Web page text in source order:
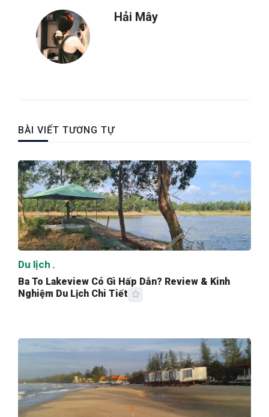
Hải Mây
BÀI VIẾT TƯƠNG TỰ
Du lịch
Ba To Lakeview Có Gì Hấp Dẫn? Review & Kinh
Nghiệm Du Lịch Chi Tiết